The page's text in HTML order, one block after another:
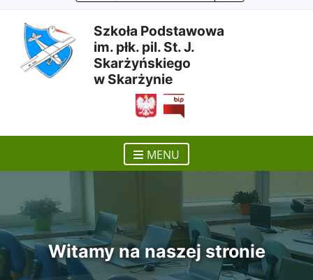
treści
głównej
menu
nawigacyjnego
wyszukiwarki
mapy
strony
Szkoła Podstawowa
im. płk. pil. St. J.
Skarżyńskiego
w Skarżynie
otwiera się w nowym
MENU
Witamy na naszej stronie